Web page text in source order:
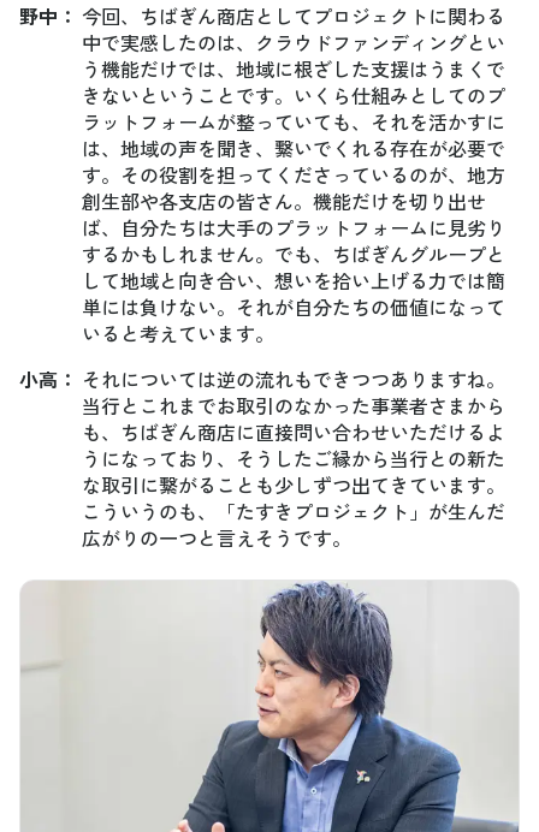
野中 ： 今回、ちばぎん商店としてプロジェクトに関わる
中で実感したのは、クラウドファンディングとい
う機能だけでは、地域に根ざした支援はうまくで
きないということです。いくら仕組みとしてのプ
ラットフォームが整っていても、それを活かすに
は、地域の声を聞き、繋いでくれる存在が必要で
す。その役割を担ってくださっているのが、地方
創生部や各支店の皆さん。機能だけを切り出せ
ば、自分たちは大手のプラットフォームに見劣り
するかもしれません。でも、ちばぎんグループと
して地域と向き合い、想いを拾い上げる力では簡
単には負けない。それが自分たちの価値になって
いると考えています。
小高 ： それについては逆の流れもできつつありますね。
当行とこれまでお取引のなかった事業者さまから
も、ちばぎん商店に直接問い合わせいただけるよ
うになっており、そうしたご縁から当行との新た
な取引に繋がることも少しずつ出てきています。
こういうのも、「たすきプロジェクト」が生んだ
広がりの一つと言えそうです。